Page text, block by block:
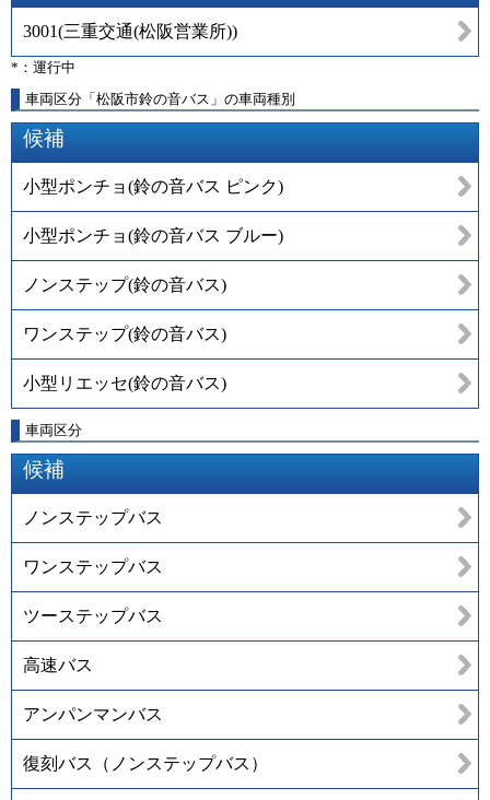
3001(三重交通(松阪営業所))
*：運行中
車両区分「松阪市鈴の音バス」の車両種別
候補
小型ポンチョ(鈴の音バス ピンク)
小型ポンチョ(鈴の音バス ブルー)
ノンステップ(鈴の音バス)
ワンステップ(鈴の音バス)
小型リエッセ(鈴の音バス)
車両区分
候補
ノンステップバス
ワンステップバス
ツーステップバス
高速バス
アンパンマンバス
復刻バス（ノンステップバス）